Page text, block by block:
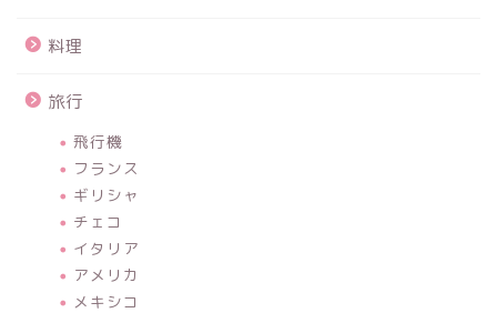
料理
旅行
飛行機
フランス
ギリシャ
チェコ
イタリア
アメリカ
メキシコ